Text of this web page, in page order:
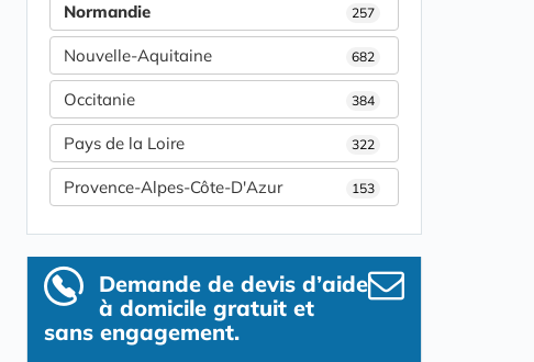
Normandie 257
Nouvelle-Aquitaine 682
Occitanie 384
Pays de la Loire 322
Provence-Alpes-Côte-D'Azur 153
Demande de devis d’aide
à domicile gratuit et
sans engagement.